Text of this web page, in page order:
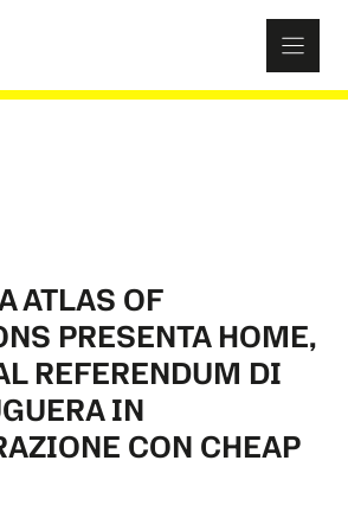
ATLAS OF
PRESENTA HOME,
REFERENDUM DI
IN
CON CHEAP